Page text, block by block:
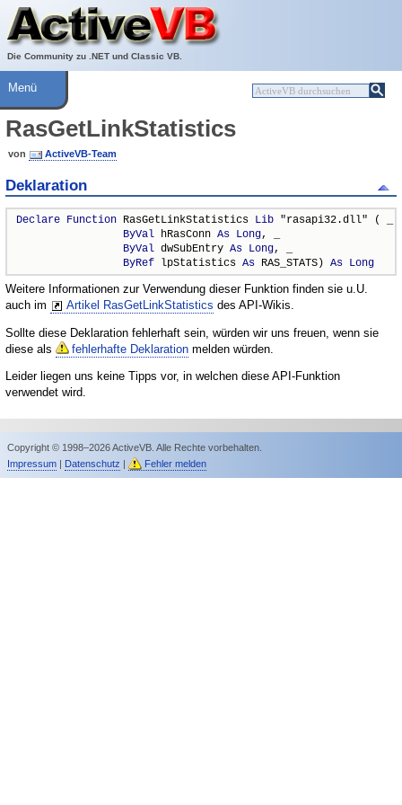
Die Community zu .NET und Classic VB.
Über ActiveVB
Hilfe
Menü
RasGetLinkStatistics
von ActiveVB-Team
Deklaration
Declare Function RasGetLinkStatistics Lib "rasapi32.dll" ( _
ByVal hRasConn As Long, _
ByVal dwSubEntry As Long, _
ByRef lpStatistics As RAS_STATS) As Long
Weitere Informationen zur Verwendung dieser Funktion finden sie u.U.
auch im
Artikel RasGetLinkStatistics des API-Wikis.
Sollte diese Deklaration fehlerhaft sein, würden wir uns freuen, wenn sie
diese als
fehlerhafte Deklaration melden würden.
Leider liegen uns keine Tipps vor, in welchen diese API-Funktion
verwendet wird.
Copyright © 1998–2026 ActiveVB. Alle Rechte vorbehalten.
Impressum| Datenschutz | Fehler melden